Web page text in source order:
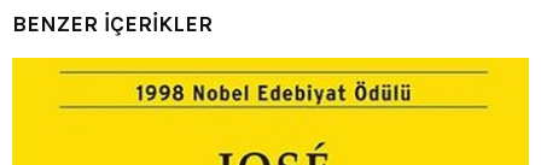
BENZER İÇERİKLER